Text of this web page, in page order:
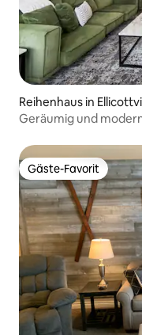
Reihenhaus in
Geräumig und
Gäste-Favorit
Gäste-Favorit